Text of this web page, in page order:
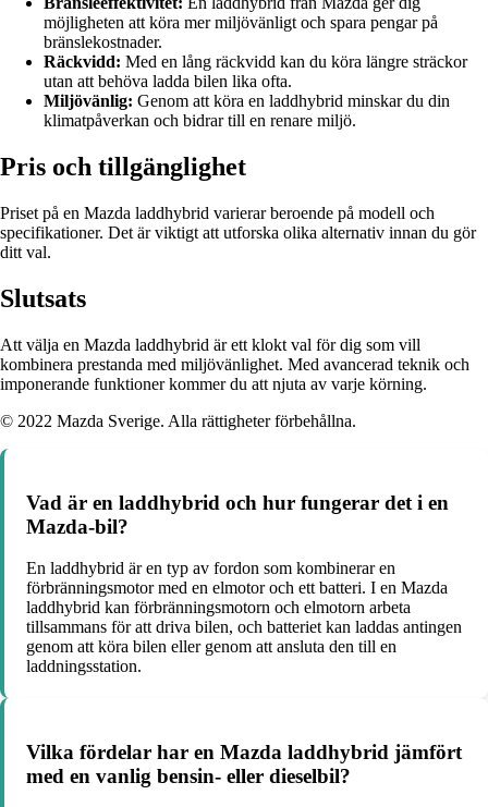
möjligheten att köra mer miljövänligt och spara pengar på
bränslekostnader.
Räckvidd: Med en lång räckvidd kan du köra längre sträckor
utan att behöva ladda bilen lika ofta.
Miljövänlig: Genom att köra en laddhybrid minskar du din
klimatpåverkan och bidrar till en renare miljö.
Pris och tillgänglighet
Priset på en Mazda laddhybrid varierar beroende på modell och
specifikationer. Det är viktigt att utforska olika alternativ innan du gör
ditt val.
Slutsats
Att välja en Mazda laddhybrid är ett klokt val för dig som vill
kombinera prestanda med miljövänlighet. Med avancerad teknik och
imponerande funktioner kommer du att njuta av varje körning.
© 2022 Mazda Sverige. Alla rättigheter förbehållna.
Vad är en laddhybrid och hur fungerar det i en
Mazda-bil?
En laddhybrid är en typ av fordon som kombinerar en
förbränningsmotor med en elmotor och ett batteri. I en Mazda
laddhybrid kan förbränningsmotorn och elmotorn arbeta
tillsammans för att driva bilen, och batteriet kan laddas antingen
genom att köra bilen eller genom att ansluta den till en
laddningsstation.
Vilka fördelar har en Mazda laddhybrid jämfört
med en vanlig bensin- eller dieselbil?